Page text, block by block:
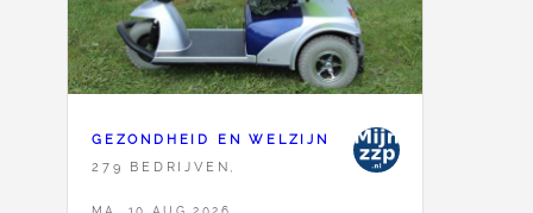
GEZONDHEID EN WELZIJN
279 BEDRIJVEN,